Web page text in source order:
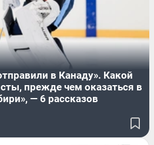
в Канаду». Какой
прежде чем оказаться в
— 6 рассказов